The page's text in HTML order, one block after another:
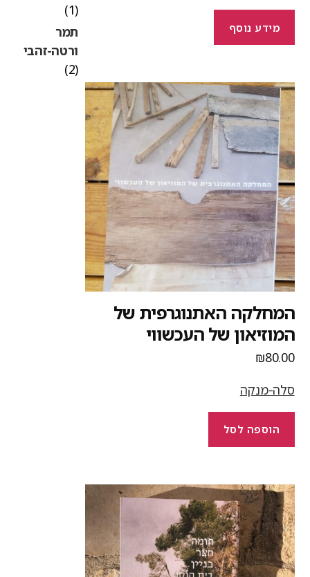
מידע נוסף
האתנוגרפית של
של העכשווי
₪
מנקה
הוספה לסל
תמר
ורטה-זהבי